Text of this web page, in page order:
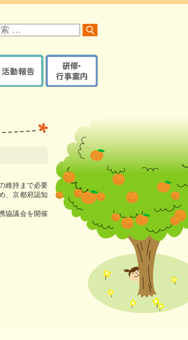
京都府・機構の取組報告
【ログイン】
研修・イベントなどの
登録【ログイン】
維持まで必要
、京都府認知
協議会を開催